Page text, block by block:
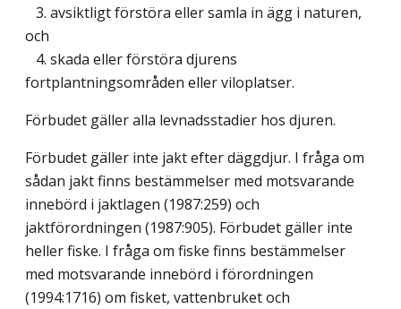
3. avsiktligt förstöra eller samla in ägg i naturen,
och
4. skada eller förstöra djurens
fortplantningsområden eller viloplatser.
Förbudet gäller alla levnadsstadier hos djuren.
Förbudet gäller inte jakt efter däggdjur. I fråga om
sådan jakt finns bestämmelser med motsvarande
innebörd i jaktlagen (1987:259) och
jaktförordningen (1987:905). Förbudet gäller inte
heller fiske. I fråga om fiske finns bestämmelser
med motsvarande innebörd i förordningen
(1994:1716) om fisket, vattenbruket och